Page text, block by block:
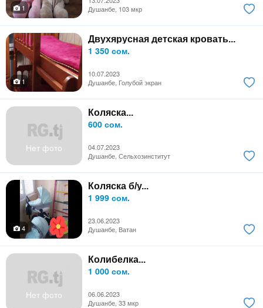
1
Душанбе, 103 мкр
Двухярусная детская кровать...
1 350 сом.
10.07.2023
1
Душанбе, Голубой экран
Нет фото
Коляска...
600 сом.
04.07.2023
Душанбе, Сельхозинститут
Коляска б/у...
1 999 сом.
23.06.2023
4
Душанбе, Ватан
Нет фото
Колибелка...
1 000 сом.
06.06.2023
Душанбе, 33 мкр